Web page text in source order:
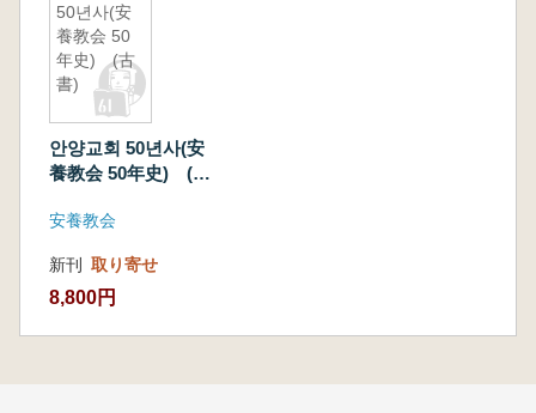
50년사(安
養教会 50
年史) (古
書)
안양교회 50년사(安
養教会 50年史) (古
安養教会
新刊 取り寄せ
8,800円